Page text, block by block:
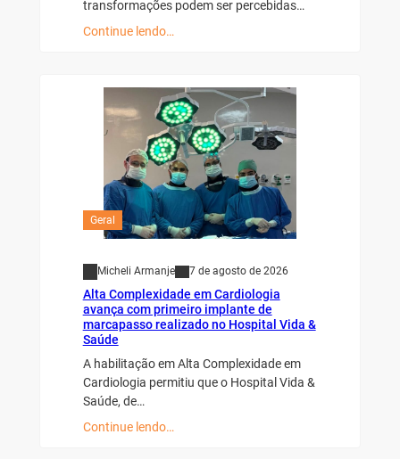
transformações podem ser percebidas…
Continue lendo…
Geral
Micheli Armanje 7 de agosto de 2026
Alta Complexidade em Cardiologia
avança com primeiro implante de
marcapasso realizado no Hospital Vida &
Saúde
A habilitação em Alta Complexidade em
Cardiologia permitiu que o Hospital Vida &
Saúde, de…
Continue lendo…